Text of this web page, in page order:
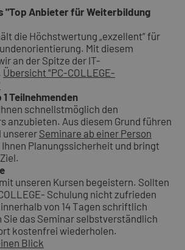
"Top Anbieter für Weiterbildung
die Höchstwertung „exzellent“ für
Mit diesem
an der Spitze der IT-
Übersicht "PC-COLLEGE-
Teilnehmenden
schnellstmöglich den
anzubieten. Aus diesem Grund führen
unserer Seminare ab einer Person
Planungssicherheit und bringt
unseren Kursen begeistern. Sollten
Schulung nicht zufrieden
von 14 Tagen schriftlich
das Seminar selbstverständlich
kostenfrei wiederholen.
Blick